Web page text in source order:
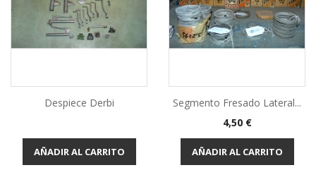
Despiece Derbi
AÑADIR AL CARRITO
Segmento Fresado Lateral...
Precio
4,50 €
AÑADIR AL CARRITO